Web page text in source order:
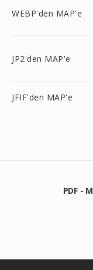
WEBP'den MAP'e
JP2'den MAP'e
JFIF'den MAP'e
PDF -